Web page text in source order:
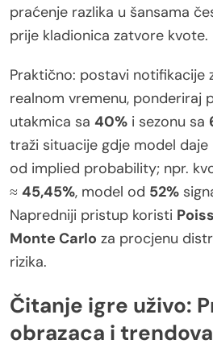
praćenje razlika u šansama
prije kladionica zatvore kvote.
Praktično: postavi notifikacije
realnom vremenu, ponderiraj
utakmica sa 40% i sezonu sa
traži situacije gdje model daje
od implied probability; npr.
≈ 45,45%, model od 52%
Napredniji pristup koristi
Monte Carlo za procjenu
rizika.
Čitanje igre uživo:
obrazaca i trendova